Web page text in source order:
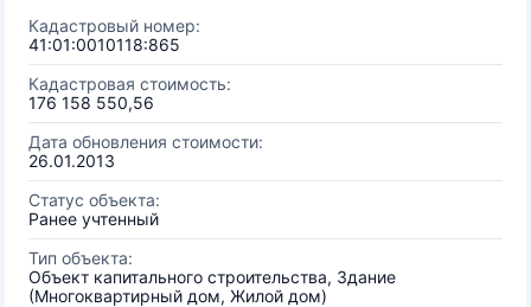
Кадастровый номер:
41:01:0010118:865
Кадастровая стоимость:
176 158 550,56
Дата обновления стоимости:
26.01.2013
Статус объекта:
Ранее учтенный
Тип объекта:
Объект капитального строительства, Здание
(Многоквартирный дом, Жилой дом)